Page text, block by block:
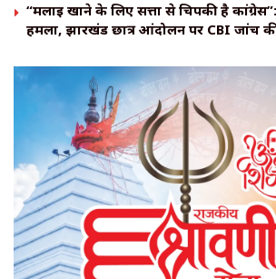
“मलाई खाने के लिए सत्ता से चिपकी है
हमला, झारखंड छात्र आंदोलन पर CBI जांच